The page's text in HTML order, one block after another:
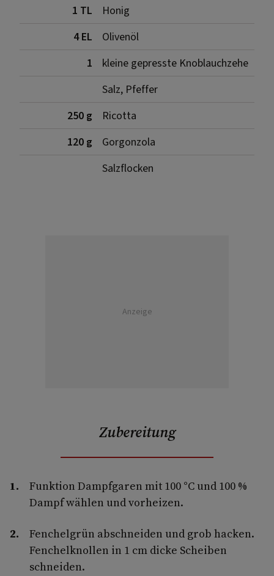
1 TL
Honig
4 EL
Olivenöl
1
kleine gepresste Knoblauchzehe
Salz, Pfeffer
250 g
Ricotta
120 g
Gorgonzola
Salzflocken
Anzeige
Zubereitung
Funktion Dampfgaren mit 100 °C und 100 %
Dampf wählen und vorheizen.
Fenchelgrün abschneiden und grob hacken.
Fenchelknollen in 1 cm dicke Scheiben
schneiden.